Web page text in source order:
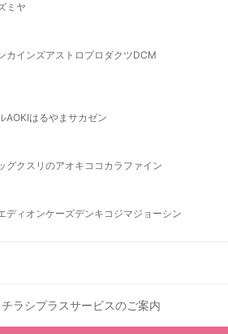
ミヤ
カインズアストロプロダクツDCM
AOKIはるやま サカゼン
グクスリのアオキ ココカラファイン
ディオンケーズデンキ コジマジョーシン
ラシプラスサービスのご案内